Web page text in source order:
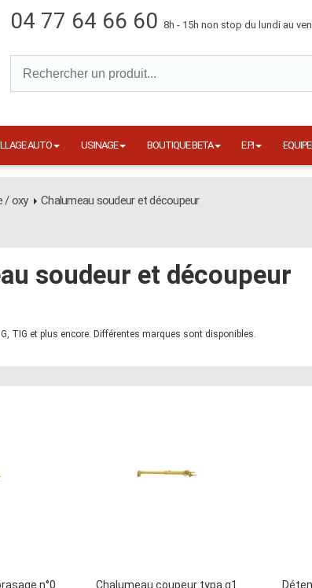
04 77 64 66 60 8h - 15h non stop du lundi au
AUTO USINAGE BOUTIQUE BETA E.P.I
/ oxy Chalumeau soudeur et découpeur
soudeur et découpeur
TIG et plus encore. Différentes marques sont disponibles.
n°0 Chalumeau coupeur typa g1